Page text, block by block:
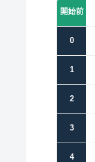
開始前
0
1
2
3
4